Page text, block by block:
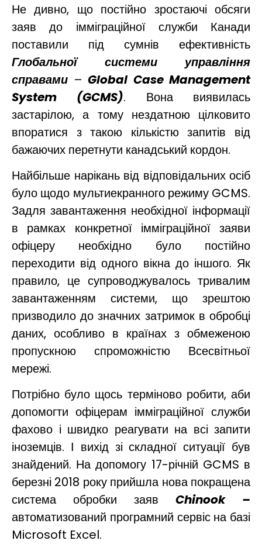
Не дивно, що постійно зростаючі обсяги
заяв до імміграційної служби Канади
поставили під сумнів ефективність
Глобальної системи управління
справами – Global Case Management
System (GCMS). Вона виявилась
застарілою, а тому нездатною цілковито
впоратися з такою кількістю запитів від
бажаючих перетнути канадський кордон.
Найбільше нарікань від відповідальних осіб
було щодо мультиекранного режиму GCMS.
Задля завантаження необхідної інформації
в рамках конкретної імміграційної заяви
офіцеру необхідно було постійно
переходити від одного вікна до іншого. Як
правило, це супроводжувалось тривалим
завантаженням системи, що зрештою
призводило до значних затримок в обробці
даних, особливо в країнах з обмеженою
пропускною спроможністю Всесвітньої
мережі.
Потрібно було щось терміново робити, аби
допомогти офіцерам імміграційної служби
фахово і швидко реагувати на всі запити
іноземців. І вихід зі складної ситуації був
знайдений. На допомогу 17-річній GCMS в
березні 2018 року прийшла нова покращена
система обробки заяв Chinook–
автоматизований програмний сервіс на базі
Microsoft Excel.